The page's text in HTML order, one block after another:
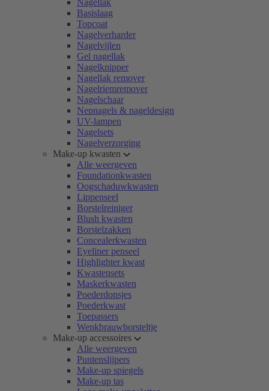
Nagellak
Basislaag
Topcoat
Nagelverharder
Nagelvijlen
Gel nagellak
Nagelknipper
Nagellak remover
Nagelriemremover
Nagelschaar
Nepnagels & nageldesign
UV-lampen
Nagelsets
Nagelverzorging
Make-up kwasten
Alle weergeven
Foundationkwasten
Oogschaduwkwasten
Lippenseel
Borstelreiniger
Blush kwasten
Borstelzakken
Concealerkwasten
Eyeliner penseel
Highlighter kwast
Kwastensets
Maskerkwasten
Poederdonsjes
Poederkwast
Toepassers
Wenkbrauwborsteltje
Make-up accessoires
Alle weergeven
Puntenslijpers
Make-up spiegels
Make-up tas